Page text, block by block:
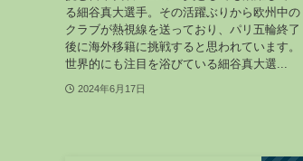
る細谷真大選手。その活躍ぶりから欧州中の
クラブが熱視線を送っており、パリ五輪終了
後に海外移籍に挑戦すると思われています。
世界的にも注目を浴びている細谷真大選...
2024年6月17日